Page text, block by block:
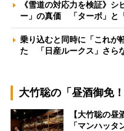
《雪道の対応力を検証》
ー」の真価 「ターボ」と
乗り込むと同時に「これが
た 「日産ルークス」さら
大竹聡の「昼酒御免！
【大竹聡の昼
「マンハッ